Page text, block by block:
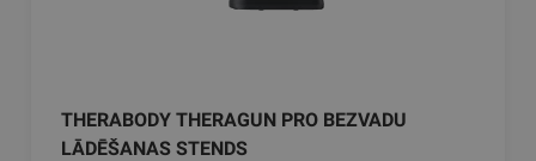
THERABODY THERAGUN PRO BEZVADU
LĀDĒŠANAS STENDS